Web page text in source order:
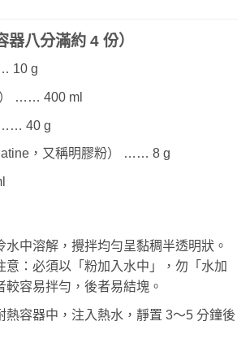
八分滿約 4 份）
10 g
…… 400 ml
40 g
，又稱明膠粉） …… 8 g
水中溶解，攪拌均勻呈黏稠半透明狀。
意：必須以「粉加入水中」，勿「水加
較容易拌勻，後者易結塊。
熱容器中，注入熱水，靜置 3～5 分鐘後